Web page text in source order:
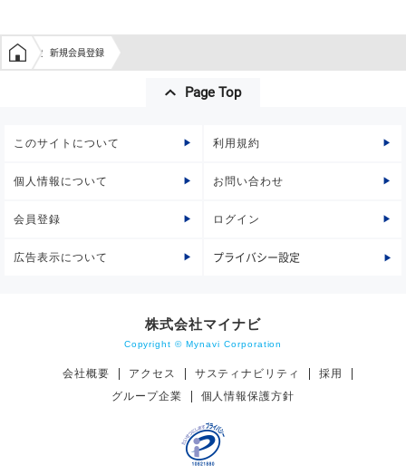
学生の窓口トップ
新規会員登録
Page Top
このサイトについて 利用規約
個人情報について お問い合わせ
会員登録 ログイン
広告表示について プライバシー設定
株式会社マイナビ
Copyright © Mynavi Corporation
会社概要 アクセス サスティナビリティ
採用
グループ企業
個人情報保護方針